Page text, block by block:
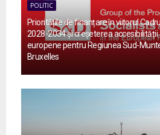
POLITIC
Prioritățile de finanțare în viitorul
2028-2034 și creșeterea
europene pentru Regiunea Sud-
Bruxelles